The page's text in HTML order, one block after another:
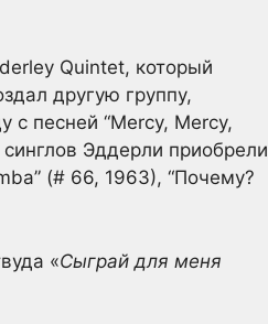
Quintet, который
другую группу,
с песней “Mercy, Mercy,
Эддерли приобрели
(# 66, 1963), “Почему?
«Сыграй для меня